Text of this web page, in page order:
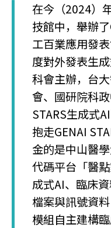
在今（2024）
技館中，舉辦了
工百業應用發
度對外發表生
科會主辦，台
會、國研院科
STARS生成式
抱走GENAI
金的是中山醫
代碼平台「醫
成式AI、臨床
檔案與訊號資
模組自主建構